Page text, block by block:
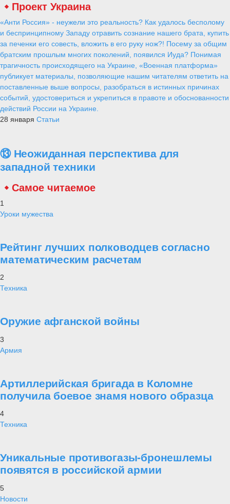
Проект Украина
«Анти Россия» - неужели это реальность? Как удалось бесполому
и беспринципному Западу отравить сознание нашего брата, купить
за печенки его совесть, вложить в его руку нож?! Посему за общим
братским прошлым многих поколений, появился Иуда? Понимая
трагичность происходящего на Украине, «Военная платформа»
публикует материалы, позволяющие нашим читателям ответить на
поставленные выше вопросы, разобраться в истинных причинах
событий, удостовериться и укрепиться в правоте и обоснованности
действий России на Украине.
28 января Статьи
⑬ Неожиданная перспектива для
западной техники
Самое читаемое
1
Уроки мужества
Рейтинг лучших полководцев согласно
математическим расчетам
2
Техника
Оружие афганской войны
3
Армия
Артиллерийская бригада в Коломне
получила боевое знамя нового образца
4
Техника
Уникальные противогазы-бронешлемы
появятся в российской армии
5
Новости